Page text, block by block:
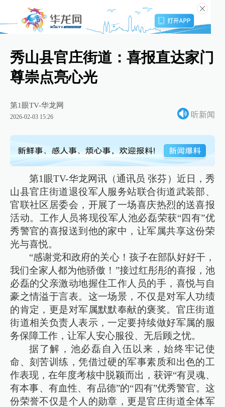
秀山县官庄街道：喜报直达家门
尊崇点亮心光
第1眼TV-华龙网
2026-02-03 15:26 听新闻
第1眼TV-华龙网讯（通讯员 张芬）近日，秀
山县官庄街道退役军人服务站联合街道武装部、
官联社区居委会，开展了一场喜庆热烈的送喜报
活动。工作人员将现役军人池必磊荣获“四有”优
秀警官的喜报送到他的家中，让军属共享这份荣
光与喜悦。
“感谢党和政府的关心！孩子在部队好好干，
我们全家人都为他骄傲！”接过红彤彤的喜报，池
必磊的父亲激动地握住工作人员的手，喜悦与自
豪之情溢于言表。这一场景，不仅是对军人功绩
的肯定，更是对军属默默奉献的褒奖。官庄街道
街道相关负责人表示，一定要持续做好军属的服
务保障工作，让军人安心服役、无后顾之忧。
据了解，池必磊自入伍以来，始终牢记使
命、刻苦训练，凭借过硬的军事素质和出色的工
作表现，在年度考核中脱颖而出，获评“有灵魂、
有本事、有血性、有品德”的“四有”优秀警官。这
份荣誉不仅是个人的勋章，更是官庄街道全体军